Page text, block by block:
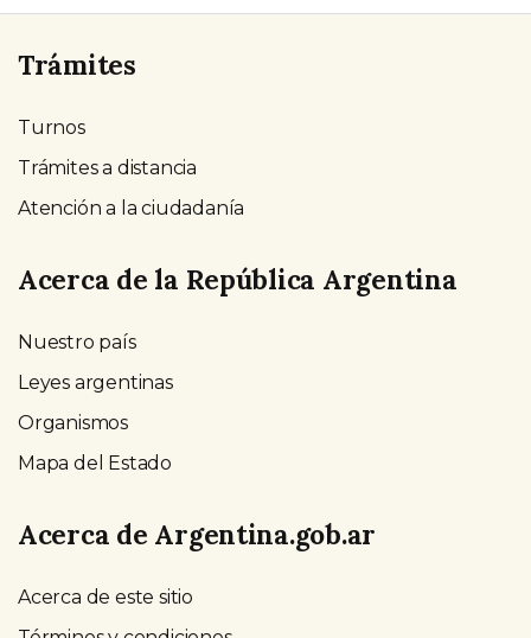
Trámites
Turnos
Trámites a distancia
Atención a la ciudadanía
Acerca de la República Argentina
Nuestro país
Leyes argentinas
Organismos
Mapa del Estado
Acerca de Argentina.gob.ar
Acerca de este sitio